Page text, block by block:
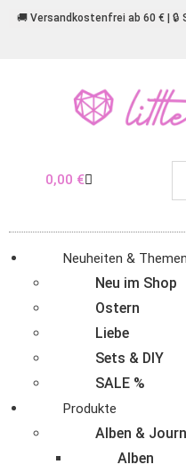
🚚 Versandkostenfrei ab 60 € | 🔒
0,00 €
Neuheiten & Themen
Neu im Shop
Ostern
Liebe
Sets & DIY
SALE %
Produkte
Alben &
Alben